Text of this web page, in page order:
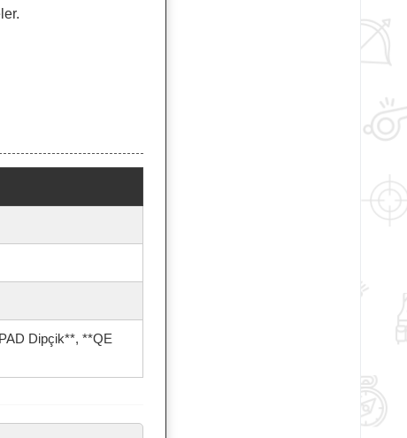
Dipçik**, **QE